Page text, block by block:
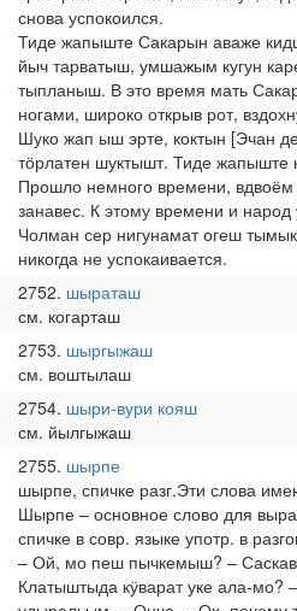
снова успокоился.
Тиде жапыште Сакарын аваже
йыч тарватыш, умшажым кугун
тыпланыш. В это время мать
ногами, широко открыв рот,
Шуко жап ыш эрте, коктын [Эчан
тӧрлатен шуктышт. Тиде жапыште
Прошло немного времени,
занавес. К этому времени и народ
Чолман сер нигунамат огеш
никогда не успокаивается.
2752 шыраташ
см. когарташ
2753 шыргыжаш
см. воштылаш
2754 шыри-вури кояш
см. йылгыжаш
2755 шырпе
шырпе, спичке разг.Эти слова
Шырпе – основное слово для
спичке в совр. языке употр. в
– Ой, мо пеш пычкемыш? –
Клатыштыда кӱварат уке ала-